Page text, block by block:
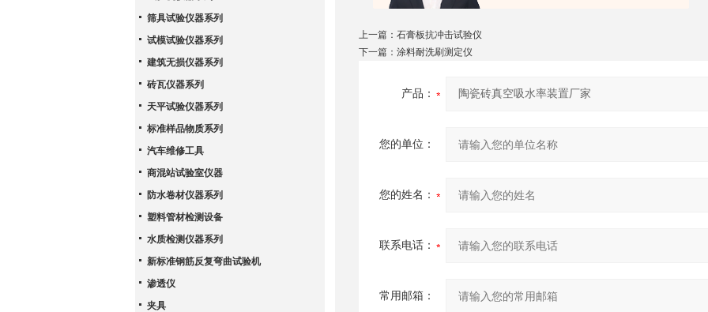
上一篇： 石膏板抗冲击试验仪
下一篇： 涂料耐洗刷测定仪
产品：
您的单位：
您的姓名：
联系电话：
常用邮箱：
筛具试验仪器系列
试模试验仪器系列
建筑无损仪器系列
砖瓦仪器系列
天平试验仪器系列
标准样品物质系列
汽车维修工具
商混站试验室仪器
防水卷材仪器系列
塑料管材检测设备
水质检测仪器系列
新标准钢筋反复弯曲试验机
渗透仪
夹具